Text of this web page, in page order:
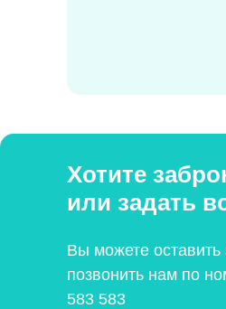
Хотите
или задать
Вы можете оставить
позвонить нам по
583 583